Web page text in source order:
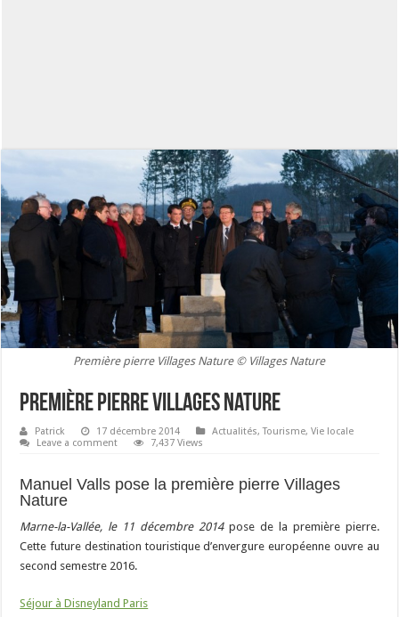
Première pierre Villages Nature © Villages Nature
Première pierre Villages Nature
Patrick 17 décembre 2014 Actualités,Tourisme,Vie locale
Leave a comment
7,437 Views
Manuel Valls pose la première pierre Villages
Nature
Marne-la-Vallée, le 11 décembre 2014pose de la première pierre.
Cette future destination touristique d’envergure européenne ouvre au
second semestre 2016.
Séjour à Disneyland Paris